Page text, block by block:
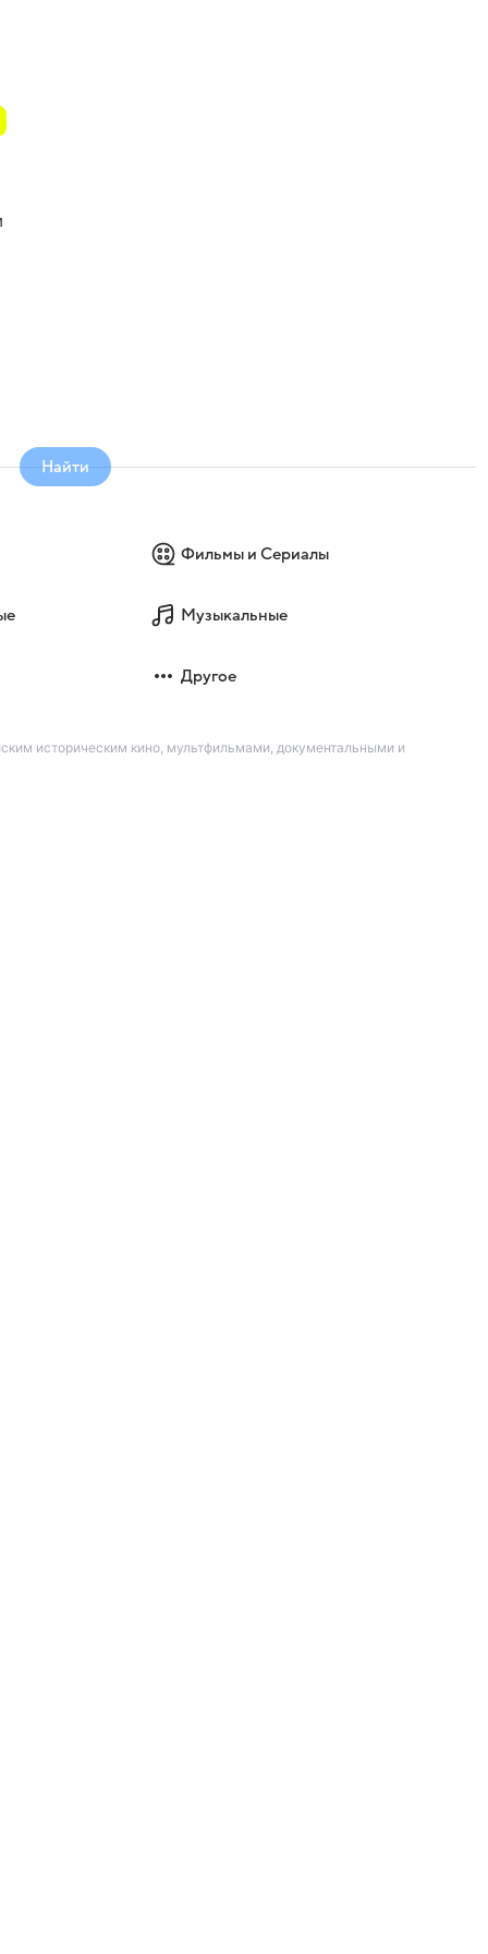
Найти
Фильмы и Сериалы
Музыкальные
Другое
историческим кино, мультфильмами, документальными и